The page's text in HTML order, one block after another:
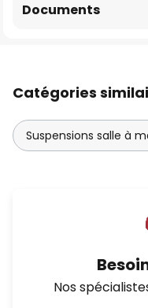
Documents
Catégories
Suspensions salle à
Nos